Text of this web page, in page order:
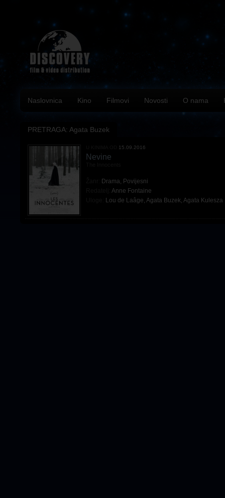
Naslovnica Kino Filmovi Novosti O nama
PRETRAGA: Agata Buzek
15.09.2016
Nevine
Drama, Povijesni
Anne Fontaine
Lou de Laâge, Agata Buzek, Agata Kulesza